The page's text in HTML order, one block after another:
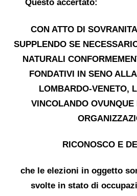
Questoaccertato:
CON ATTO DI
SUPPLENDO SE
NATURALI
FONDATIVI IN SENO
LOMBARDO-VENETO,
VINCOLANDO
RICONOSCO E
che le elezioni in oggetto
svolte in stato di